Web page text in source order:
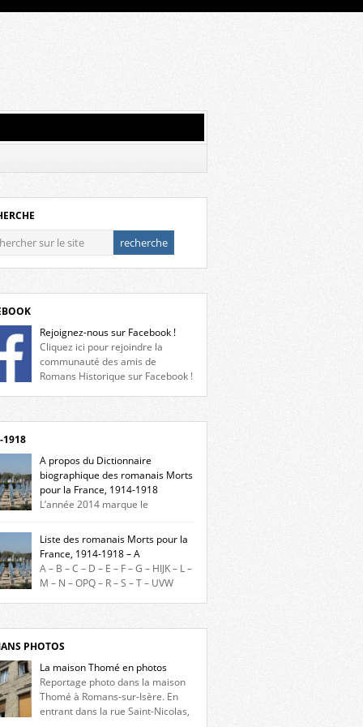
Rejoignez-nous sur Facebook !
Cliquez ici pour rejoindre la
communauté des amis de
Romans Historique sur Facebook !
1918
A propos du Dictionnaire
biographique des romanais Morts
pour la France, 1914-1918
L’année 2014 marque le
du début de la Première Guerre
et ce dictionnaire biographique veut
hommage aux romanais Morts pour la
durant ce conflit. La base de cette
historique est constituée des noms
sur les plaques commémoratives de
de Ville, du lycée du Dauphiné et du lycée
Liste des romanais Morts pour la
France, 1914-1918 – A
A – B – C – D – E – F – G – HIJK – L –
M – N – OPQ – R – S – T – UVW
lettre. Liste des romanais […]
PHOTOS
La maison Thomé en photos
Reportage photo dans la maison
Thomé à Romans-sur-Isère. En
entrant dans la rue Saint-Nicolas,